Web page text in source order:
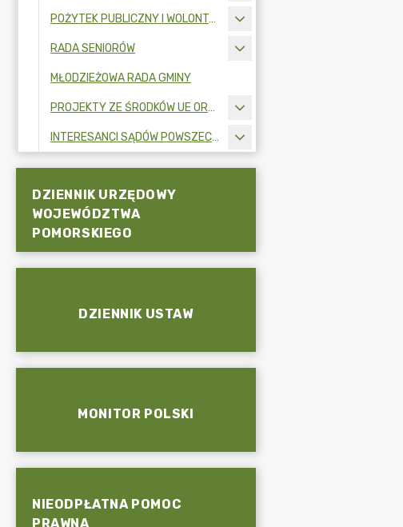
POŻYTEK PUBLICZNY I WOLONTARIAT
RADA SENIORÓW
MŁODZIEŻOWA RADA GMINY
PROJEKTY ZE ŚRODKÓW UE ORAZ FUNDUSZY ZEWNĘTRZNYCH
INTERESANCI SĄDÓW POWSZECHNYCH
DZIENNIK URZĘDOWY
WOJEWÓDZTWA
POMORSKIEGO
DZIENNIK USTAW
MONITOR POLSKI
NIEODPŁATNA POMOC
PRAWNA